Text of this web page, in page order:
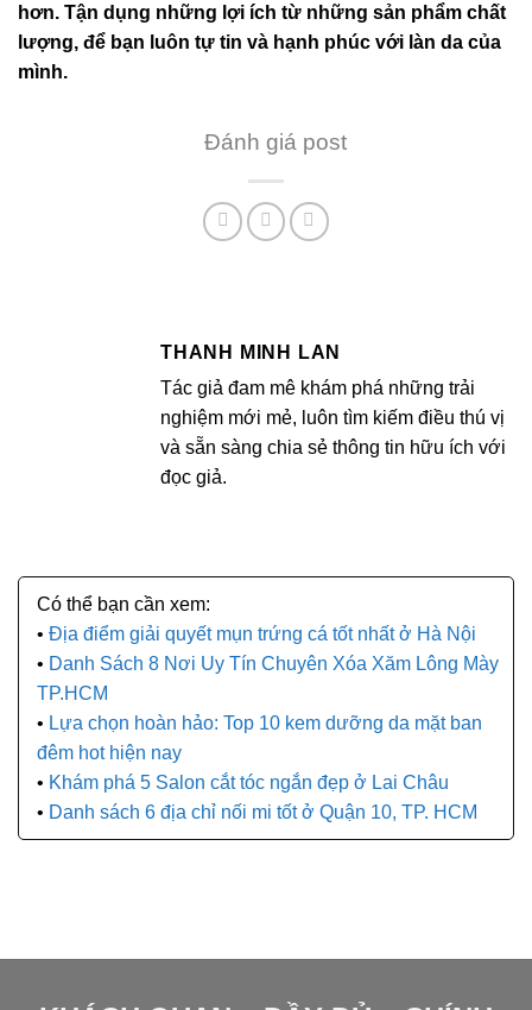
hơn. Tận dụng những lợi ích từ những sản phẩm chất
lượng, để bạn luôn tự tin và hạnh phúc với làn da của
mình.
Đánh giá post
THANH MINH LAN
Tác giả đam mê khám phá những trải
nghiệm mới mẻ, luôn tìm kiếm điều thú vị
và sẵn sàng chia sẻ thông tin hữu ích với
đọc giả.
Địa điểm giải quyết mụn trứng cá tốt nhất ở Hà Nội
Danh Sách 8 Nơi Uy Tín Chuyên Xóa Xăm Lông Mày
TP.HCM
Lựa chọn hoàn hảo: Top 10 kem dưỡng da mặt ban
đêm hot hiện nay
Khám phá 5 Salon cắt tóc ngắn đẹp ở Lai Châu
Danh sách 6 địa chỉ nối mi tốt ở Quận 10, TP. HCM